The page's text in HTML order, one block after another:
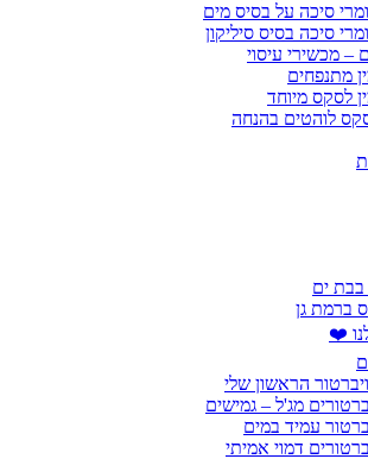
סיכה על בסיס מים
סיכה בסיס סיליקון
– מכשירי עיסוי
מתנפחים
לסקס מיוחד
לוהטים בהנחה
בבת ים
ברמת גן
❤️
הראשון שלי
מג'ל – גמישים
עמיד במים
דמוי אמיתי